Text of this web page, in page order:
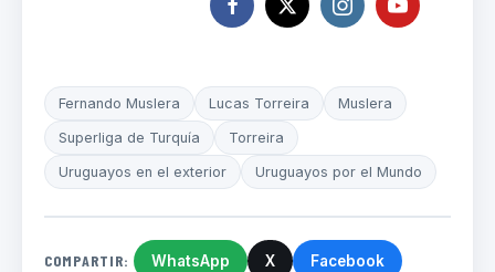
Fernando Muslera Lucas Torreira Muslera
Superliga de Turquía Torreira
Uruguayos en el exterior Uruguayos por el Mundo
COMPARTIR: WhatsApp X Facebook